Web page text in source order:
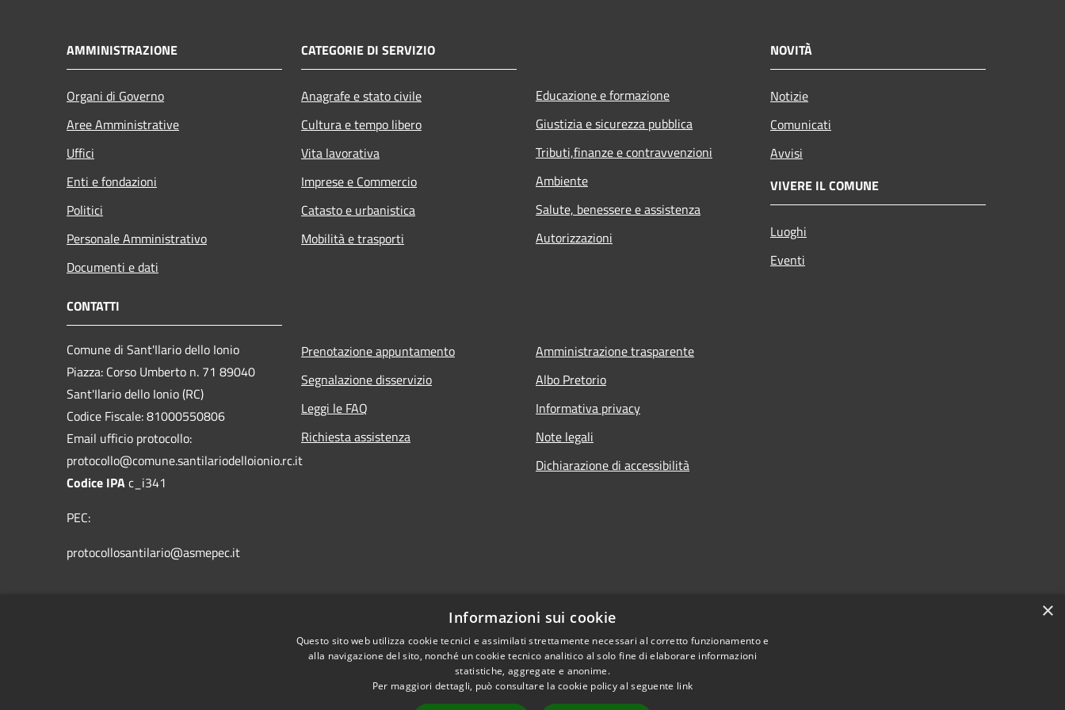
AMMINISTRAZIONE
Organi di Governo
Aree Amministrative
Uffici
Enti e fondazioni
Politici
Personale Amministrativo
Documenti e dati
CATEGORIE DI SERVIZIO
Anagrafe e stato civile
Cultura e tempo libero
Vita lavorativa
Imprese e Commercio
Catasto e urbanistica
Mobilità e trasporti
Educazione e formazione
Giustizia e sicurezza pubblica
Tributi,finanze e contravvenzioni
Ambiente
Salute, benessere e assistenza
Autorizzazioni
NOVITÀ
Notizie
Comunicati
Avvisi
VIVERE IL COMUNE
Luoghi
Eventi
CONTATTI
Comune di Sant'Ilario dello Ionio
Piazza: Corso Umberto n. 71 89040
Sant'Ilario dello Ionio (RC)
Codice Fiscale: 81000550806
Email ufficio protocollo:
protocollo@comune.santilariodelloionio.rc.it
Codice IPAc_i341
PEC:
protocollosantilario@asmepec.it
Prenotazione appuntamento
Segnalazione disservizio
Leggi le FAQ
Richiesta assistenza
Amministrazione trasparente
Albo Pretorio
Informativa privacy
Note legali
Dichiarazione di accessibilità
×
Informazioni sui cookie
Questo sito web utilizza cookie tecnici e assimilati strettamente necessari al corretto funzionamento e
alla navigazione del sito, nonché un cookie tecnico analitico al solo fine di elaborare informazioni
statistiche, aggregate e anonime.
Per maggiori dettagli, può consultare la cookie policy al seguente link